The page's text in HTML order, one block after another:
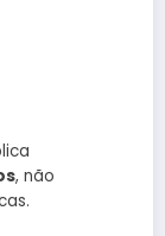
, não